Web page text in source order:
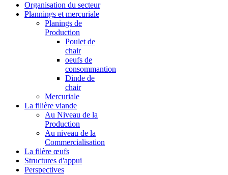
Organisation du secteur
Plannings et mercuriale
Planings de
Production
Poulet de
chair
oeufs de
consommantion
Dinde de
chair
Mercuriale
La filière viande
Au Niveau de la
Production
Au niveau de la
Commercialisation
La filère œufs
Structures d'appui
Perspectives